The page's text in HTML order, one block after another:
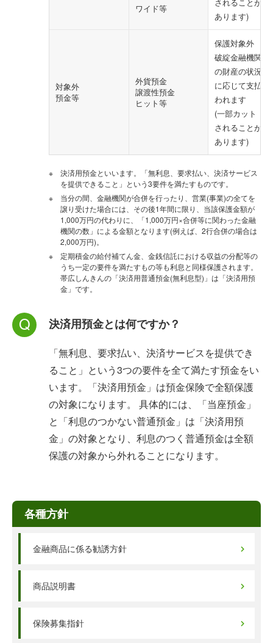
あります)
ワイド等
対象外
預金等
外貨預金
譲渡性預金
ヒット等
保護対象外
破綻金融機関
の財産の状況
に応じて支払
われます
(一部カット
されることが
あります)
決済用預金といいます。「無利息、要求払い、決済サービス
を提供できること」という3要件を満たすものです。
当分の間、金融機関が合併を行ったり、営業(事業)の全てを
譲り受けた場合には、その後1年間に限り、当該保護金額が
1,000万円の代わりに、「1,000万円×合併等に関わった金融
機関の数」による金額となります(例えば、2行合併の場合は
2,000万円)。
定期積金の給付補てん金、金銭信託における収益の分配等の
うち一定の要件を満たすもの等も利息と同様保護されます。
帯広しんきんの「決済用普通預金(無利息型)」は「決済用預
金」です。
決済用預金とは何ですか？
「無利息、要求払い、決済サービスを提供でき
ること」という3つの要件を全て満たす預金をい
います。「決済用預金」は預金保険で全額保護
の対象になります。 具体的には、「当座預金」
と「利息のつかない普通預金」は「決済用預
金」の対象となり、利息のつく普通預金は全額
保護の対象から外れることになります。
各種方針
金融商品に係る勧誘方針
商品説明書
保険募集指針